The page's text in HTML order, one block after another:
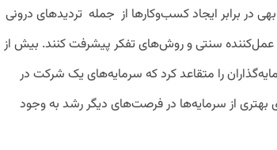
برابر ایجاد کسب‌وکار‌ها از جمله تردیدهای درونی
عمل‌کننده سنتی و روش‌های تفکر پیشرفت کنند. بیش از
را متقاعد کرد که سرمایه‌های یک شرکت در
از سرمایه‌ها در فرصت‌های دیگر رشد به وجود